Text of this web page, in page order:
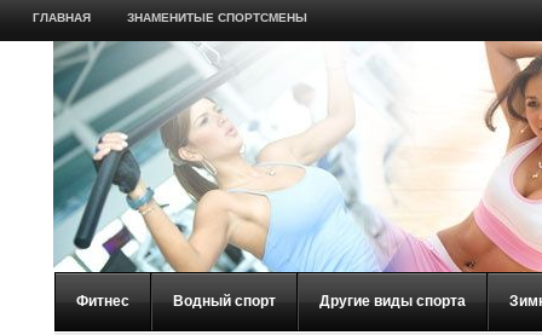
ГЛАВНАЯ ЗНАМЕНИТЫЕ СПОРТСМЕНЫ
Фитнес Водный спорт Другие виды спорта